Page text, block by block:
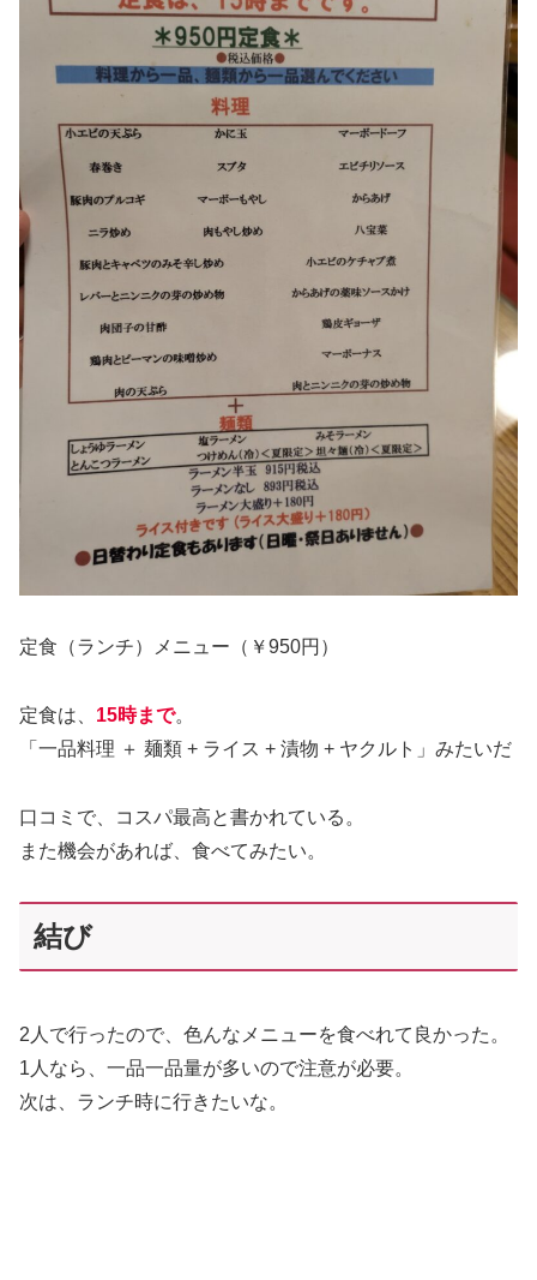
定食（ランチ）メニュー（￥950円）
定食は、 15時まで。
「一品料理 ＋ 麺類 + ライス + 漬物 + ヤクルト」みたいだ
口コミで、コスパ最高と書かれている。
また機会があれば、食べてみたい。
結び
2人で行ったので、色んなメニューを食べれて良かった。
1人なら、一品一品量が多いので注意が必要。
次は、ランチ時に行きたいな。